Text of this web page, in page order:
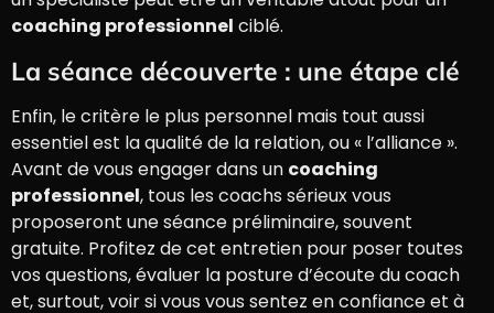
coaching professionnel ciblé.
La séance découverte : une étape clé
Enfin, le critère le plus personnel mais tout aussi
essentiel est la qualité de la relation, ou « l’alliance ».
Avant de vous engager dans un coaching
professionnel, tous les coachs sérieux vous
proposeront une séance préliminaire, souvent
gratuite. Profitez de cet entretien pour poser toutes
vos questions, évaluer la posture d’écoute du coach
et, surtout, voir si vous vous sentez en confiance et à